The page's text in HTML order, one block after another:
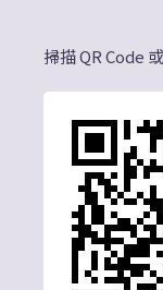
掃描 QR Code